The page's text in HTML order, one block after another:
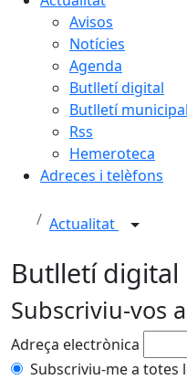
Avisos
Notícies
Agenda
Butlletí digital
Butlletí municipal
Rss
Hemeroteca
Adreces i telèfons
Actualitat
Butlletí digital
Subscriviu-vos
Adreça electrònica
Subscriviu-me a totes